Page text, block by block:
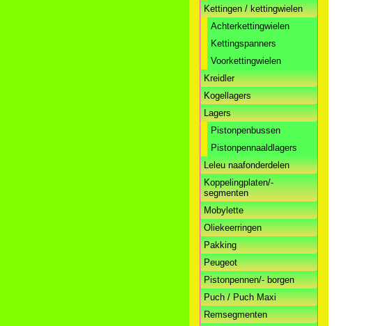
Kettingen / kettingwielen
Achterkettingwielen
Kettingspanners
Voorkettingwielen
Kreidler
Kogellagers
Lagers
Pistonpenbussen
Pistonpennaaldlagers
Leleu naafonderdelen
Koppelingplaten/-
segmenten
Mobylette
Oliekeerringen
Pakking
Peugeot
Pistonpennen/- borgen
Puch / Puch Maxi
Remsegmenten